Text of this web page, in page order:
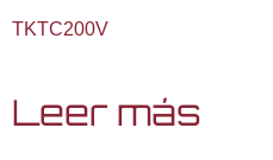
TKTC200V
Leer más